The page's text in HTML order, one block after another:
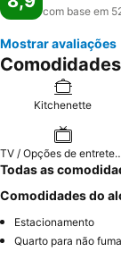
com base em
Mostrar avaliações
Kitchenette
TV / Opções
Todas as
Comodidades do
Estacionamento
Quarto para não